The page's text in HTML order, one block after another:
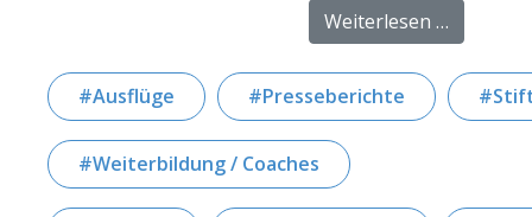
Weiterlesen …from
Ausflüge Presseberichte
Weiterbildung / Coaches